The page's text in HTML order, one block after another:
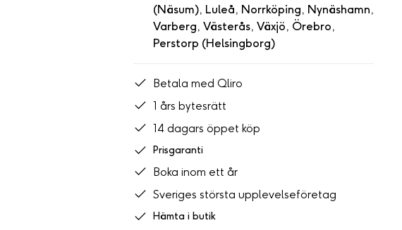
(Näsum), Luleå, Norrköping, Nynäshamn,
Varberg, Västerås, Växjö, Örebro,
Perstorp (Helsingborg)
Betala med Qliro
1 års bytesrätt
14 dagars öppet köp
Prisgaranti
Boka inom ett år
Sveriges största upplevelseföretag
Hämta i butik